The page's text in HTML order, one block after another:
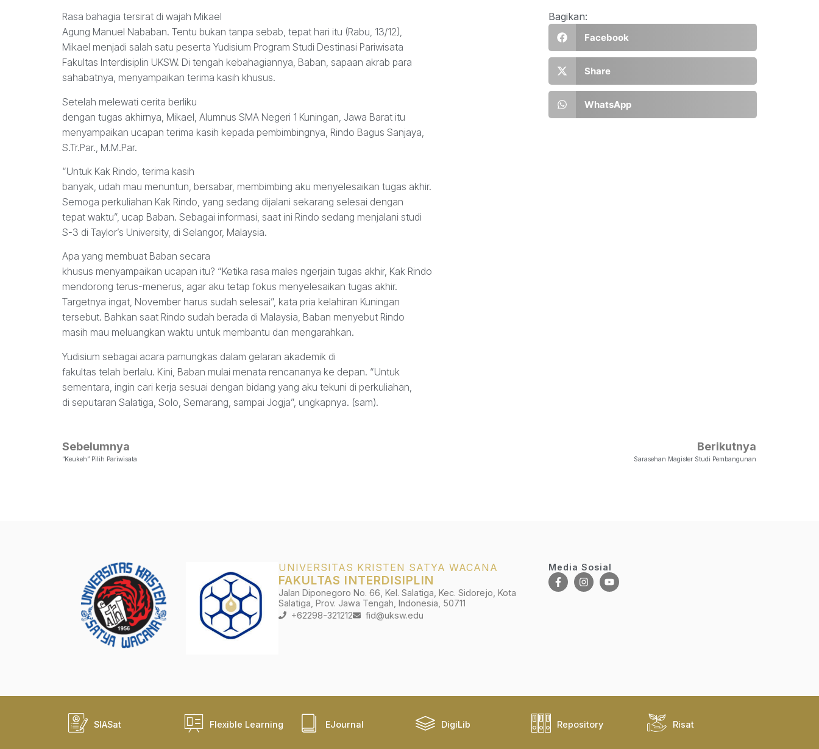
Rasa bahagia tersirat di wajah Mikael
Agung Manuel Nababan. Tentu bukan tanpa sebab, tepat hari itu (Rabu, 13/12),
Mikael menjadi salah satu peserta Yudisium Program Studi Destinasi Pariwisata
Fakultas Interdisiplin UKSW. Di tengah kebahagiannya, Baban, sapaan akrab para
sahabatnya, menyampaikan terima kasih khusus.
Setelah melewati cerita berliku
dengan tugas akhirnya, Mikael, Alumnus SMA Negeri 1 Kuningan, Jawa Barat itu
menyampaikan ucapan terima kasih kepada pembimbingnya, Rindo Bagus Sanjaya,
S.Tr.Par., M.M.Par.
“Untuk Kak Rindo, terima kasih
banyak, udah mau menuntun, bersabar, membimbing aku menyelesaikan tugas akhir.
Semoga perkuliahan Kak Rindo, yang sedang dijalani sekarang selesai dengan
tepat waktu”, ucap Baban. Sebagai informasi, saat ini Rindo sedang menjalani studi
S-3 di Taylor’s University, di Selangor, Malaysia.
Apa yang membuat Baban secara
khusus menyampaikan ucapan itu? “Ketika rasa males ngerjain tugas akhir, Kak Rindo
mendorong terus-menerus, agar aku tetap fokus menyelesaikan tugas akhir.
Targetnya ingat, November harus sudah selesai”, kata pria kelahiran Kuningan
tersebut. Bahkan saat Rindo sudah berada di Malaysia, Baban menyebut Rindo
masih mau meluangkan waktu untuk membantu dan mengarahkan.
Yudisium sebagai acara pamungkas dalam gelaran akademik di
fakultas telah berlalu. Kini, Baban mulai menata rencananya ke depan. “Untuk
sementara, ingin cari kerja sesuai dengan bidang yang aku tekuni di perkuliahan,
di seputaran Salatiga, Solo, Semarang, sampai Jogja”, ungkapnya. (sam).
Bagikan:
Facebook
Share
WhatsApp
Sebelumnya
“Keukeh” Pilih Pariwisata
Berikutnya
Sarasehan Magister Studi Pembangunan
UNIVERSITAS KRISTEN SATYA WACANA
FAKULTAS INTERDISIPLIN
Jalan Diponegoro No. 66, Kel. Salatiga, Kec. Sidorejo, Kota
Salatiga, Prov. Jawa Tengah, Indonesia, 50711
+62298-321212
fid@uksw.edu
Media Sosial
SIASat Flexible Learning EJournal DigiLib Repository Risat